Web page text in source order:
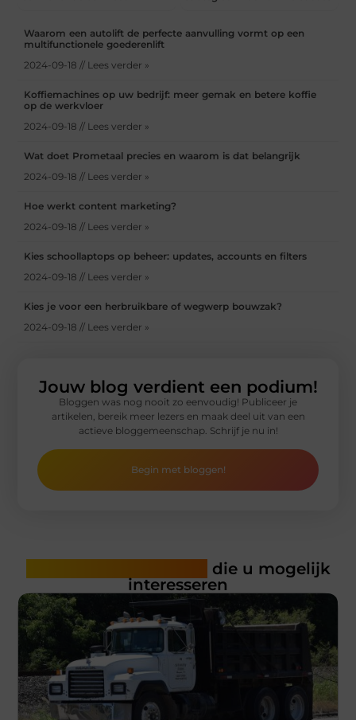
Waarom een autolift de perfecte aanvulling vormt op een
multifunctionele goederenlift
2024-09-18 // Lees verder »
Koffiemachines op uw bedrijf: meer gemak en betere koffie
op de werkvloer
2024-09-18 // Lees verder »
Wat doet Prometaal precies en waarom is dat belangrijk
2024-09-18 // Lees verder »
Hoe werkt content marketing?
2024-09-18 // Lees verder »
Kies schoollaptops op beheer: updates, accounts en filters
2024-09-18 // Lees verder »
Kies je voor een herbruikbare of wegwerp bouwzak?
2024-09-18 // Lees verder »
Jouw blog verdient een podium!
Bloggen was nog nooit zo eenvoudig! Publiceer je
artikelen, bereik meer lezers en maak deel uit van een
actieve bloggemeenschap. Schrijf je nu in!
Begin met bloggen!
die u mogelijk
interesseren